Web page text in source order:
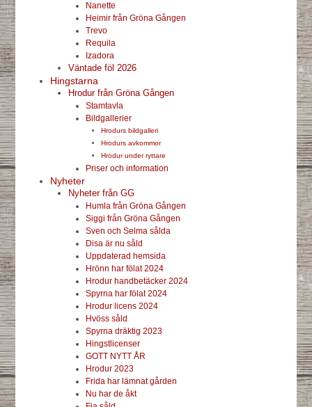
Nanette
Heimir från Gröna Gången
Trevo
Requila
Izadora
Väntade föl 2026
Hingstarna
Hrodur från Gröna Gången
Stamtavla
Bildgallerier
Hrodurs bildgalleri
Hrodurs avkommor
Hrodur under ryttare
Priser och information
Nyheter
Nyheter från GG
Humla från Gröna Gången
Siggi från Gröna Gången
Sven och Selma sålda
Disa är nu såld
Uppdaterad hemsida
Hrönn har fölat 2024
Hrodur handbetäcker 2024
Spyrna har fölat 2024
Hrodur licens 2024
Hvöss såld
Spyrna dräktig 2023
Hingstlicenser
GOTT NYTT ÅR
Hrodur 2023
Frida har lämnat gården
Nu har de åkt